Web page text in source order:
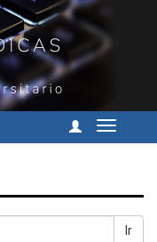
Cambiar
Ir